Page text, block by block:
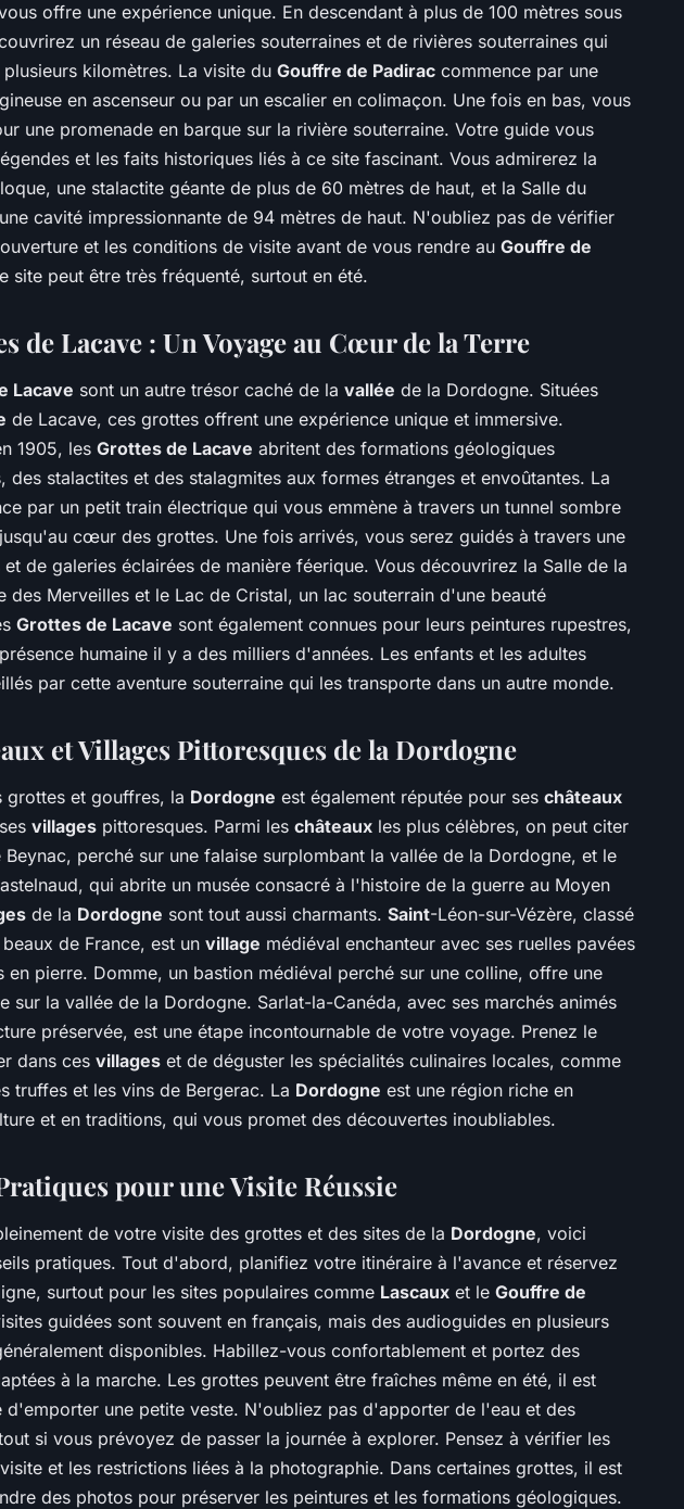
offre une expérience unique. En descendant à plus de 100 mètres sous
un réseau de galeries souterraines et de rivières souterraines qui
kilomètres. La visite du Gouffre de Padirac commence par une
en ascenseur ou par un escalier en colimaçon. Une fois en bas, vous
une promenade en barque sur la rivière souterraine. Votre guide vous
et les faits historiques liés à ce site fascinant. Vous admirerez la
une stalactite géante de plus de 60 mètres de haut, et la Salle du
cavité impressionnante de 94 mètres de haut. N'oubliez pas de vérifier
et les conditions de visite avant de vous rendre au Gouffre de
site peut être très fréquenté, surtout en été.
de Lacave : Un Voyage au Cœur de la Terre
Lacave sont un autre trésor caché de la vallée de la Dordogne. Situées
de Lacave, ces grottes offrent une expérience unique et immersive.
1905, les Grottes de Lacave abritent des formations géologiques
des stalactites et des stalagmites aux formes étranges et envoûtantes. La
par un petit train électrique qui vous emmène à travers un tunnel sombre
cœur des grottes. Une fois arrivés, vous serez guidés à travers une
et de galeries éclairées de manière féerique. Vous découvrirez la Salle de la
des Merveilles et le Lac de Cristal, un lac souterrain d'une beauté
Grottes de Lacave sont également connues pour leurs peintures rupestres,
humaine il y a des milliers d'années. Les enfants et les adultes
par cette aventure souterraine qui les transporte dans un autre monde.
et Villages Pittoresques de la Dordogne
grottes et gouffres, la Dordogne est également réputée pour ses châteaux
villages pittoresques. Parmi les châteaux les plus célèbres, on peut citer
Beynac, perché sur une falaise surplombant la vallée de la Dordogne, et le
qui abrite un musée consacré à l'histoire de la guerre au Moyen
de la Dordogne sont tout aussi charmants. Saint-Léon-sur-Vézère, classé
de France, est un village médiéval enchanteur avec ses ruelles pavées
en pierre. Domme, un bastion médiéval perché sur une colline, offre une
sur la vallée de la Dordogne. Sarlat-la-Canéda, avec ses marchés animés
préservée, est une étape incontournable de votre voyage. Prenez le
dans ces villages et de déguster les spécialités culinaires locales, comme
truffes et les vins de Bergerac. La Dordogne est une région riche en
et en traditions, qui vous promet des découvertes inoubliables.
pour une Visite Réussie
de votre visite des grottes et des sites de la Dordogne, voici
pratiques. Tout d'abord, planifiez votre itinéraire à l'avance et réservez
surtout pour les sites populaires comme Lascaux et le Gouffre de
guidées sont souvent en français, mais des audioguides en plusieurs
disponibles. Habillez-vous confortablement et portez des
à la marche. Les grottes peuvent être fraîches même en été, il est
d'emporter une petite veste. N'oubliez pas d'apporter de l'eau et des
si vous prévoyez de passer la journée à explorer. Pensez à vérifier les
et les restrictions liées à la photographie. Dans certaines grottes, il est
des photos pour préserver les peintures et les formations géologiques.